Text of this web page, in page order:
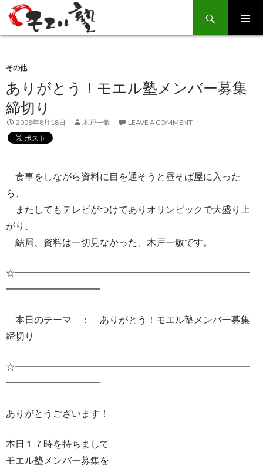
Search
SKIP
TO
その他
ありがとう！モエル塾メンバー募集
締切り
2008年8月18日 木戸一敏 LEAVE A COMMENT
食事をしながら資料に目を通そうと昼そば屋に入った
ら、
またしてもテレビがつけてありオリンピックで大盛り上
がり、
結局、資料は一切見なかった、木戸一敏です。
☆━━━━━━━━━━━━━━━━━━━━━━━━━
━━━━━━━━━━
本日のテーマ ： ありがとう！モエル塾メンバー募集
締切り
☆━━━━━━━━━━━━━━━━━━━━━━━━━
━━━━━━━━━━
ありがとうございます！
本日１７時を持ちまして
モエル塾メンバー募集を